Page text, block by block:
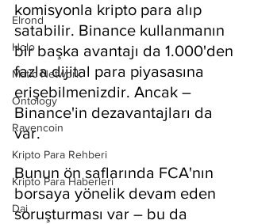
Elrond
Holo
Matic Network
Ontology
Ravencoin
Kripto Para Rehberi
Kripto Para Haberleri
Dai
komisyonla kripto para alıp
satabilir. Binance kullanmanın
bir başka avantajı da 1.000'den
fazla dijital para piyasasına
erişebilmenizdir. Ancak –
Binance'in dezavantajları da
var.
Bunun ön saflarında FCA'nın
borsaya yönelik devam eden
soruşturması var – bu da